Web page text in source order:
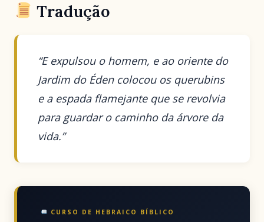
Tradução
“E expulsou o homem, e ao oriente do
Jardim do Éden colocou os querubins
e a espada flamejante que se revolvia
para guardar o caminho da árvore da
vida.”
CURSO DE HEBRAICO BÍBLICO